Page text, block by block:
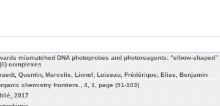
mismatched DNA photoprobes and photoreagents: “elbow-shaped”
complexes
Quentin; Marcelis, Lionel; Loiseau, Frédérique; Elias, Benjamin
chemistry frontiers., 4, 1, page (91-103)
2017